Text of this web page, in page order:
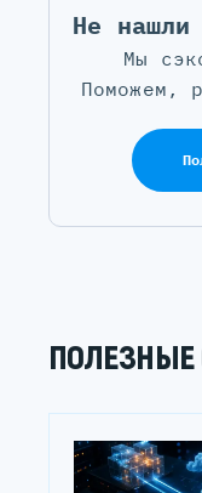
Не нашли
Мы
Поможем,
ПОЛЕЗНЫЕ